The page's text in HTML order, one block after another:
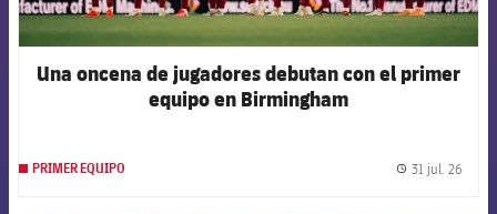
Una oncena de jugadores debutan con el primer
equipo en Birmingham
PRIMER EQUIPO 31 jul. 26